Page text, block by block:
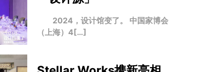
2024，设计馆变了。 中国家博会
（上海）4[…]